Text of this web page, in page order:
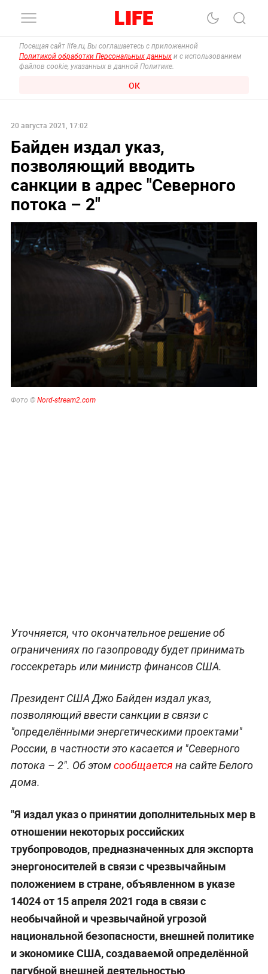
Посещая сайт life.ru, Вы соглашаетесь с приложенной
Политикой обработки Персональных данных и с использованием
файлов cookie, указанных в данной Политике.
ОК
20 августа 2021, 17:02
Байден издал указ,
позволяющий вводить
санкции в адрес "Северного
потока – 2"
Фото © Nord-stream2.com
Уточняется, что окончательное решение об
ограничениях по газопроводу будет принимать
госсекретарь или министр финансов США.
Президент США Джо Байден издал указ,
позволяющий ввести санкции в связи с
"определёнными энергетическими проектами"
России, в частности это касается и "Северного
потока – 2". Об этомсообщается на сайте Белого
дома.
"Я издал указ о принятии дополнительных мер в
отношении некоторых российских
трубопроводов, предназначенных для экспорта
энергоносителей в связи с чрезвычайным
положением в стране, объявленном в указе
14024 от 15 апреля 2021 года в связи с
необычайной и чрезвычайной угрозой
национальной безопасности, внешней политике
и экономике США, создаваемой определённой
пагубной внешней деятельностью